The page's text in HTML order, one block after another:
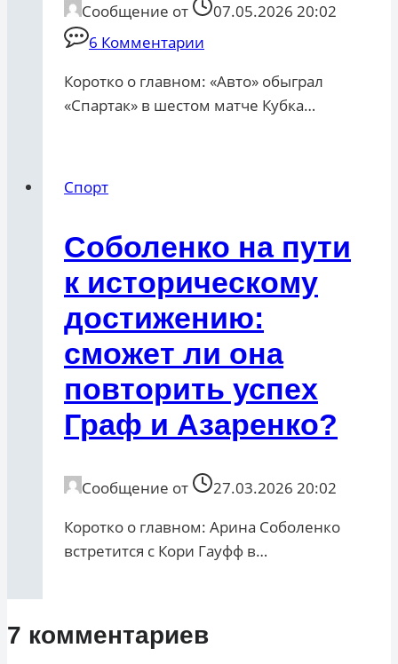
Сообщение от
07.05.2026 20:02
6 Комментарии
Коротко о главном: «Авто» обыграл
«Спартак» в шестом матче Кубка…
Спорт
Соболенко на пути
к историческому
достижению:
сможет ли она
повторить успех
Граф и Азаренко?
Сообщение от
27.03.2026 20:02
Коротко о главном: Арина Соболенко
встретится с Кори Гауфф в…
7 комментариев